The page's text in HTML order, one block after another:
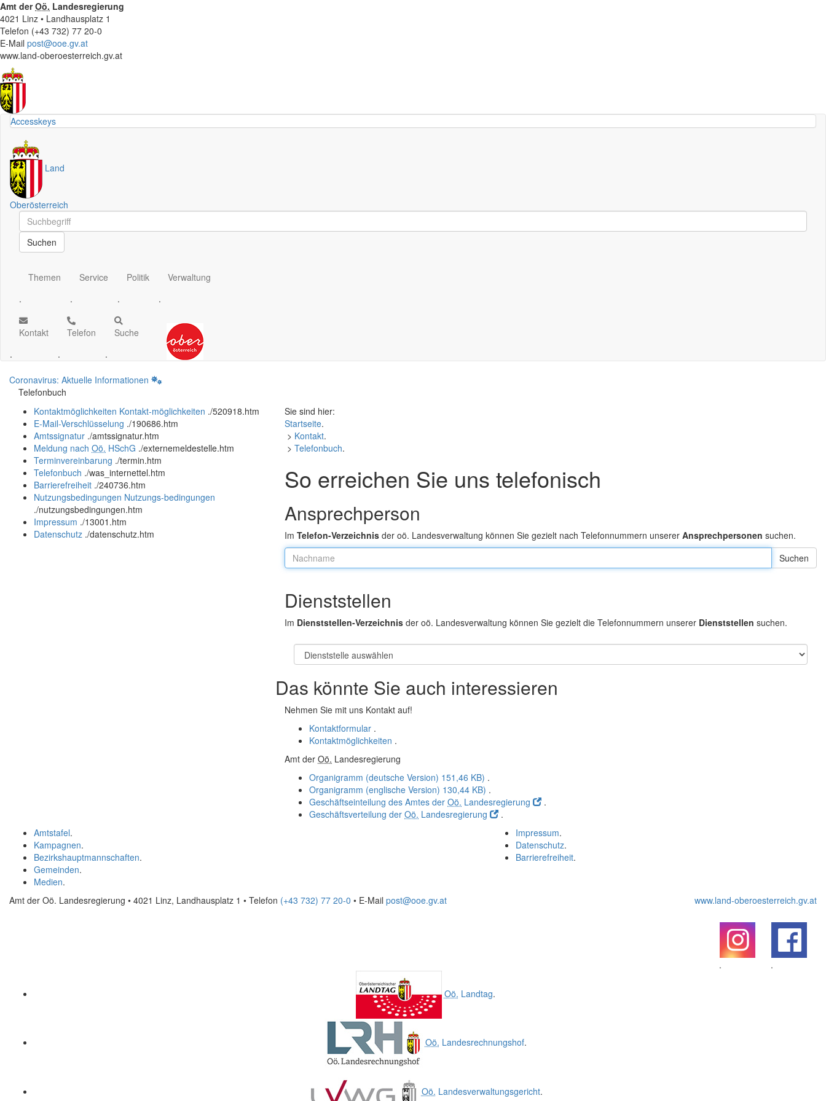
Amt derOö. Landesregierung
4021 Linz • Landhausplatz 1
Telefon (+43 732) 77 20-0
E-Mail post@ooe.gv.at
www.land-oberoesterreich.gv.at
Accesskeys
Land
Oberösterreich
Schnellsuche
Schnellsuche
Suchen
Themen
.
Service
.
Politik
.
Verwaltung
.
Kontakt
.
Telefon
.
Suche
.
Coronavirus: Aktuelle Informationen
Telefonbuch
Kontaktmöglichkeiten Kontakt-möglichkeiten ./520918.htm
E-Mail-Verschlüsselung ./190686.htm
Amtssignatur ./amtssignatur.htm
Meldung nach Oö. HSchG ./externemeldestelle.htm
Terminvereinbarung ./termin.htm
Telefonbuch ./was_internettel.htm
Barrierefreiheit ./240736.htm
Nutzungsbedingungen Nutzungs-bedingungen
./nutzungsbedingungen.htm
Impressum ./13001.htm
Datenschutz ./datenschutz.htm
Sie sind hier:
Startseite.
> Kontakt.
> Telefonbuch.
So erreichen Sie uns telefonisch
Ansprechperson
Im Telefon-Verzeichnis der oö. Landesverwaltung können Sie gezielt nach Telefonnummern unserer Ansprechpersonen suchen.
Nachname:
Dienststellen
Im Dienststellen-Verzeichnis der oö. Landesverwaltung können Sie gezielt die Telefonnummern unserer Dienststellen suchen.
Das könnte Sie auch interessieren
Nehmen Sie mit uns Kontakt auf!
Kontaktformular .
Kontaktmöglichkeiten .
Amt der Oö. Landesregierung
Organigramm (deutsche Version) 151,46 KB) .
Organigramm (englische Version) 130,44 KB) .
Geschäftseinteilung des Amtes der Oö. Landesregierung
.
Geschäftsverteilung der Oö. Landesregierung
.
Impressum.
Datenschutz.
Barrierefreiheit.
Amtstafel.
Kampagnen.
Bezirkshauptmannschaften.
Gemeinden.
Medien.
Amt der Oö. Landesregierung • 4021 Linz, Landhausplatz 1 • Telefon (+43 732) 77 20-0 • E-Mail post@ooe.gv.at www.land-oberoesterreich.gv.at
.
.
Oö. Landtag.
Oö. Landesrechnungshof.
Oö. Landesverwaltungsgericht.